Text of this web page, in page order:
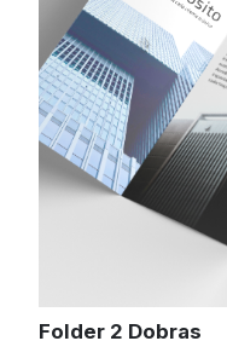
Folder 2 Dobras